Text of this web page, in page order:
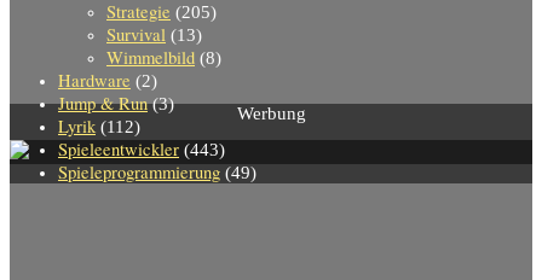
Strategie (205)
Survival (13)
Wimmelbild (8)
Hardware (2)
Jump & Run(3)
Lyrik (112)
Spieleentwickler (443)
Spieleprogrammierung (49)
Werbung